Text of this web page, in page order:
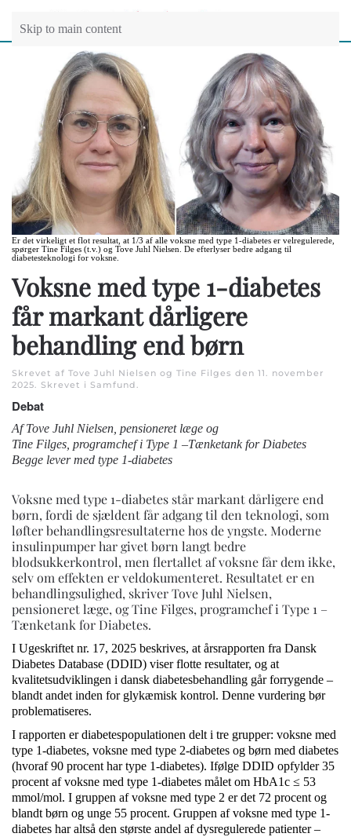
Skip to main content
Er det virkeligt et flot resultat, at 1/3 af alle voksne med type 1-diabetes er velregulerede,
spørger Tine Filges (t.v.) og Tove Juhl Nielsen. De efterlyser bedre adgang til
diabetesteknologi for voksne.
Voksne med type 1-diabetes
får markant dårligere
behandling end børn
Skrevet af Tove Juhl Nielsen og Tine Filges den 11. november
2025. Skrevet i Samfund.
Debat
Af Tove Juhl Nielsen, pensioneret læge og
Tine Filges, programchef i Type 1 –Tænketank for Diabetes
Begge lever med type 1-diabetes
Voksne med type 1-diabetes står markant dårligere end
børn, fordi de sjældent får adgang til den teknologi, som
løfter behandlingsresultaterne hos de yngste. Moderne
insulinpumper har givet børn langt bedre
blodsukkerkontrol, men flertallet af voksne får dem ikke,
selv om effekten er veldokumenteret. Resultatet er en
behandlingsulighed, skriver Tove Juhl Nielsen,
pensioneret læge, og Tine Filges, programchef i Type 1 –
Tænketank for Diabetes.
I Ugeskriftet nr. 17, 2025 beskrives, at årsrapporten fra Dansk
Diabetes Database (DDID) viser flotte resultater, og at
kvalitetsudviklingen i dansk diabetesbehandling går forrygende –
blandt andet inden for glykæmisk kontrol. Denne vurdering bør
problematiseres.
I rapporten er diabetespopulationen delt i tre grupper: voksne med
type 1-diabetes, voksne med type 2-diabetes og børn med diabetes
(hvoraf 90 procent har type 1-diabetes). Ifølge DDID opfylder 35
procent af voksne med type 1-diabetes målet om HbA1c ≤ 53
mmol/mol. I gruppen af voksne med type 2 er det 72 procent og
blandt børn og unge 55 procent. Gruppen af voksne med type 1-
diabetes har altså den største andel af dysregulerede patienter –